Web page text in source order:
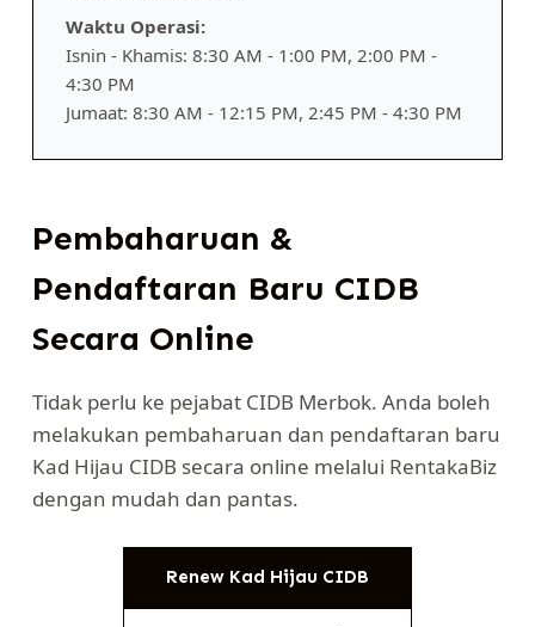
Waktu Operasi:
Isnin - Khamis: 8:30 AM - 1:00 PM, 2:00 PM -
4:30 PM
Jumaat: 8:30 AM - 12:15 PM, 2:45 PM - 4:30 PM
Pembaharuan &
Pendaftaran Baru CIDB
Secara Online
Tidak perlu ke pejabat CIDB Merbok. Anda boleh
melakukan pembaharuan dan pendaftaran baru
Kad Hijau CIDB secara online melalui RentakaBiz
dengan mudah dan pantas.
Renew Kad Hijau CIDB